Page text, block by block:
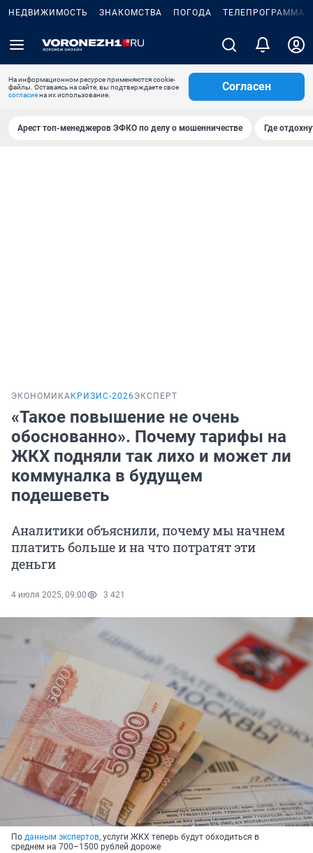
НЕДВИЖИМОСТЬ ЗНАКОМСТВА ПОГОДА ТЕЛЕПРОГРАММА
На информационном ресурсе применяются cookie-
файлы. Оставаясь на сайте, вы подтверждаете свое
согласиена их использование.
Согласен
Арест топ-менеджеров ЭФКО по делу о мошенничестве Где
ЭКОНОМИКА КРИЗИС-2026ЭКСПЕРТ
«Такое повышение не очень
обоснованно». Почему тарифы на
ЖКХ подняли так лихо и может ли
коммуналка в будущем
подешеветь
Аналитики объяснили, почему мы начнем
платить больше и на что потратят эти
деньги
4 июля 2025, 09:00 3 421
По данным экспертов, услуги ЖКХ теперь будут обходиться в
среднем на 700–1500 рублей дороже